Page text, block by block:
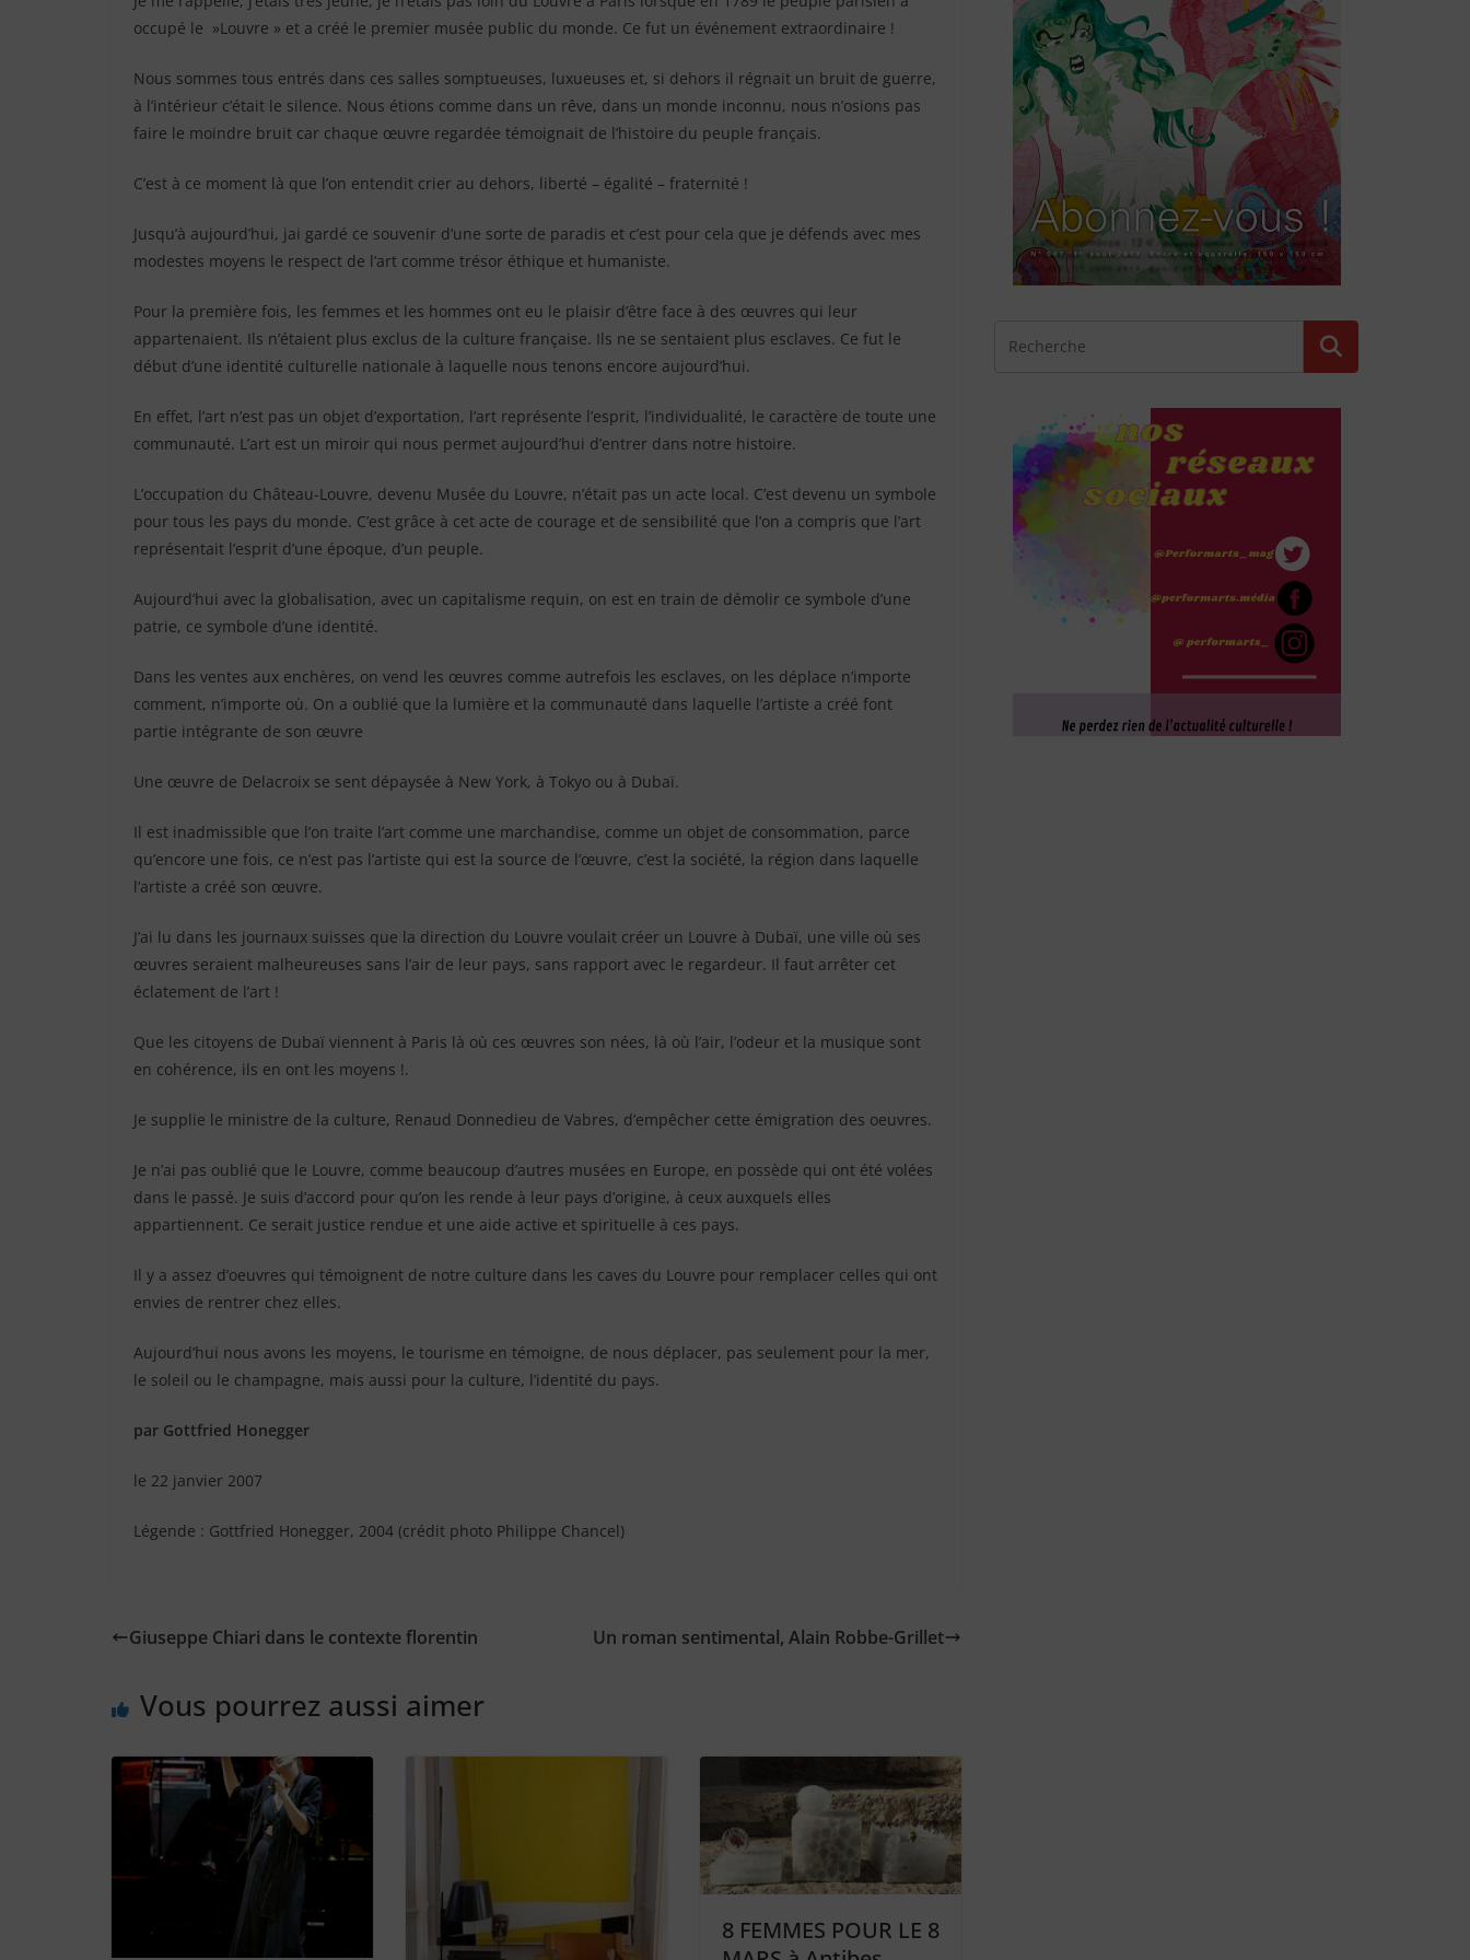
occupé le »Louvre » et a créé le premier musée public du monde. Ce fut un événement extraordinaire !
Nous sommes tous entrés dans ces salles somptueuses, luxueuses et, si dehors il régnait un bruit de guerre,
à l’intérieur c’était le silence. Nous étions comme dans un rêve, dans un monde inconnu, nous n’osions pas
faire le moindre bruit car chaque œuvre regardée témoignait de l’histoire du peuple français.
C’est à ce moment là que l’on entendit crier au dehors, liberté – égalité – fraternité !
Jusqu’à aujourd’hui, jai gardé ce souvenir d’une sorte de paradis et c’est pour cela que je défends avec mes
modestes moyens le respect de l’art comme trésor éthique et humaniste.
Pour la première fois, les femmes et les hommes ont eu le plaisir d’être face à des œuvres qui leur
appartenaient. Ils n’étaient plus exclus de la culture française. Ils ne se sentaient plus esclaves. Ce fut le
début d’une identité culturelle nationale à laquelle nous tenons encore aujourd’hui.
En effet, l’art n’est pas un objet d’exportation, l’art représente l’esprit, l’individualité, le caractère de toute une
communauté. L’art est un miroir qui nous permet aujourd’hui d’entrer dans notre histoire.
L’occupation du Château-Louvre, devenu Musée du Louvre, n’était pas un acte local. C’est devenu un symbole
pour tous les pays du monde. C’est grâce à cet acte de courage et de sensibilité que l’on a compris que l’art
représentait l’esprit d’une époque, d’un peuple.
Aujourd’hui avec la globalisation, avec un capitalisme requin, on est en train de démolir ce symbole d’une
patrie, ce symbole d’une identité.
Dans les ventes aux enchères, on vend les œuvres comme autrefois les esclaves, on les déplace n’importe
comment, n’importe où. On a oublié que la lumière et la communauté dans laquelle l’artiste a créé font
partie intégrante de son œuvre
Une œuvre de Delacroix se sent dépaysée à New York, à Tokyo ou à Dubaï.
Il est inadmissible que l’on traite l’art comme une marchandise, comme un objet de consommation, parce
qu’encore une fois, ce n’est pas l’artiste qui est la source de l’œuvre, c’est la société, la région dans laquelle
l’artiste a créé son œuvre.
J’ai lu dans les journaux suisses que la direction du Louvre voulait créer un Louvre à Dubaï, une ville où ses
œuvres seraient malheureuses sans l’air de leur pays, sans rapport avec le regardeur. Il faut arrêter cet
éclatement de l’art !
Que les citoyens de Dubaï viennent à Paris là où ces œuvres son nées, là où l’air, l’odeur et la musique sont
en cohérence, ils en ont les moyens !.
Je supplie le ministre de la culture, Renaud Donnedieu de Vabres, d’empêcher cette émigration des oeuvres.
Je n’ai pas oublié que le Louvre, comme beaucoup d’autres musées en Europe, en possède qui ont été volées
dans le passé. Je suis d’accord pour qu’on les rende à leur pays d’origine, à ceux auxquels elles
appartiennent. Ce serait justice rendue et une aide active et spirituelle à ces pays.
Il y a assez d’oeuvres qui témoignent de notre culture dans les caves du Louvre pour remplacer celles qui ont
envies de rentrer chez elles.
Aujourd’hui nous avons les moyens, le tourisme en témoigne, de nous déplacer, pas seulement pour la mer,
le soleil ou le champagne, mais aussi pour la culture, l’identité du pays.
par Gottfried Honegger
le 22 janvier 2007
Légende : Gottfried Honegger, 2004 (crédit photo Philippe Chancel)
Giuseppe Chiari dans le contexte florentin Un roman sentimental, Alain Robbe-Grillet
Vous pourrez aussi aimer
8 FEMMES POUR LE 8